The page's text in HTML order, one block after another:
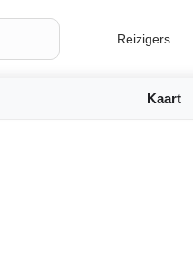
Reizigers
Kaart